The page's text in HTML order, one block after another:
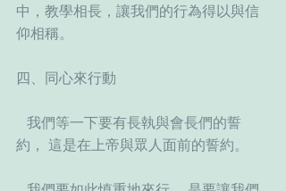
中，教學相長，讓我們的行為得以與信
仰相稱。
四、同心來行動
約， 這是在上帝與眾人面前的誓約。